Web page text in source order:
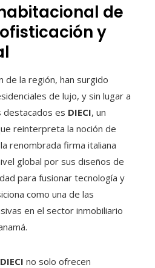
de
y
de la región, han surgido
de lujo, y sin lugar a
destacados es DIECI, un
reinterpreta la noción de
renombrada firma italiana
global por sus diseños de
para fusionar tecnología y
como una de las
en el sector inmobiliario
DIECI no solo ofrecen